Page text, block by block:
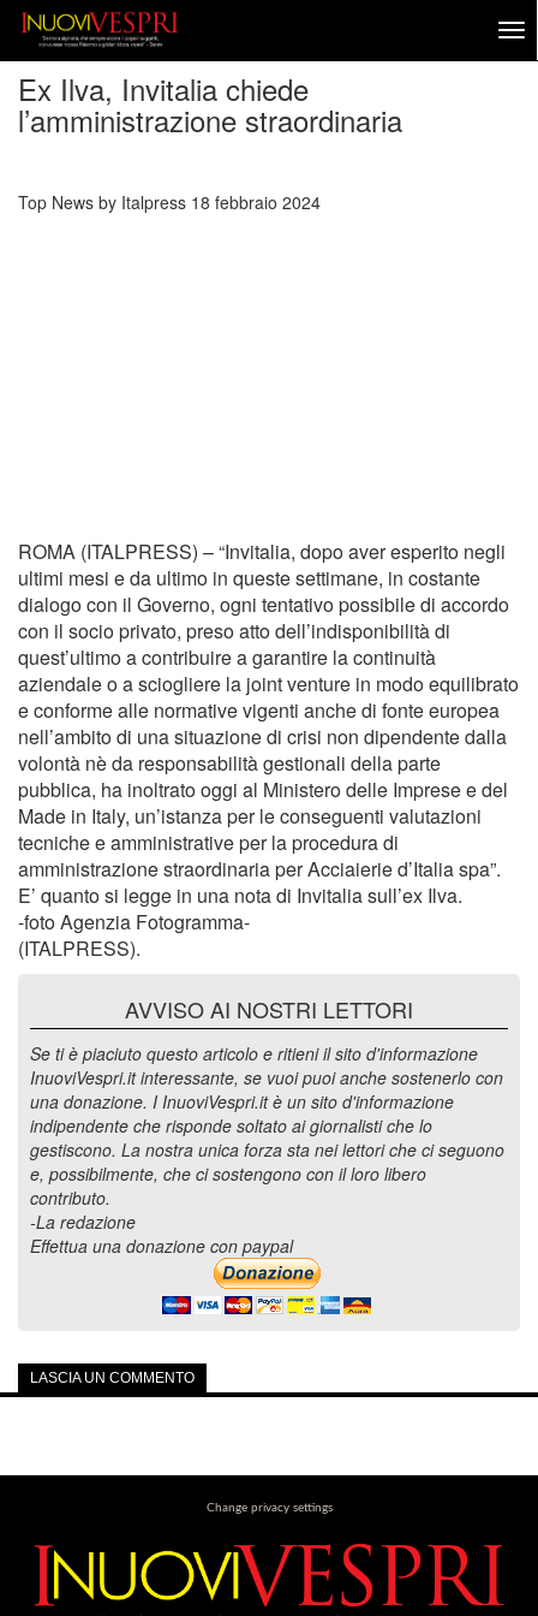
Ex Ilva, Invitalia chiede
l’amministrazione straordinaria
Top News by Italpress 18 febbraio 2024
ROMA (ITALPRESS) – “Invitalia, dopo aver esperito negli
ultimi mesi e da ultimo in queste settimane, in costante
dialogo con il Governo, ogni tentativo possibile di accordo
con il socio privato, preso atto dell’indisponibilità di
quest’ultimo a contribuire a garantire la continuità
aziendale o a sciogliere la joint venture in modo equilibrato
e conforme alle normative vigenti anche di fonte europea
nell’ambito di una situazione di crisi non dipendente dalla
volontà nè da responsabilità gestionali della parte
pubblica, ha inoltrato oggi al Ministero delle Imprese e del
Made in Italy, un’istanza per le conseguenti valutazioni
tecniche e amministrative per la procedura di
amministrazione straordinaria per Acciaierie d’Italia spa”.
E’ quanto si legge in una nota di Invitalia sull’ex Ilva.
-foto Agenzia Fotogramma-
(ITALPRESS).
AVVISO AI NOSTRI LETTORI
Se ti è piaciuto questo articolo e ritieni il sito d'informazione
InuoviVespri.it interessante, se vuoi puoi anche sostenerlo con
una donazione. I InuoviVespri.it è un sito d'informazione
indipendente che risponde soltato ai giornalisti che lo
gestiscono. La nostra unica forza sta nei lettori che ci seguono
e, possibilmente, che ci sostengono con il loro libero
contributo.
-La redazione
Effettua una donazione con paypal
LASCIA UN COMMENTO
Change privacy settings